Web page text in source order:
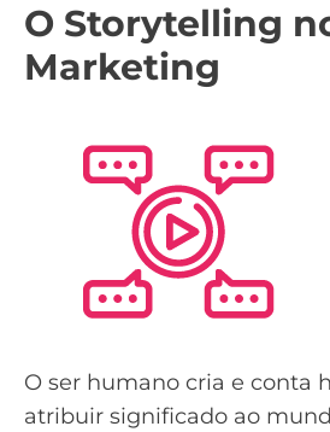
O Storytelling
Marketing
O ser humano cria e conta
atribuir significado ao